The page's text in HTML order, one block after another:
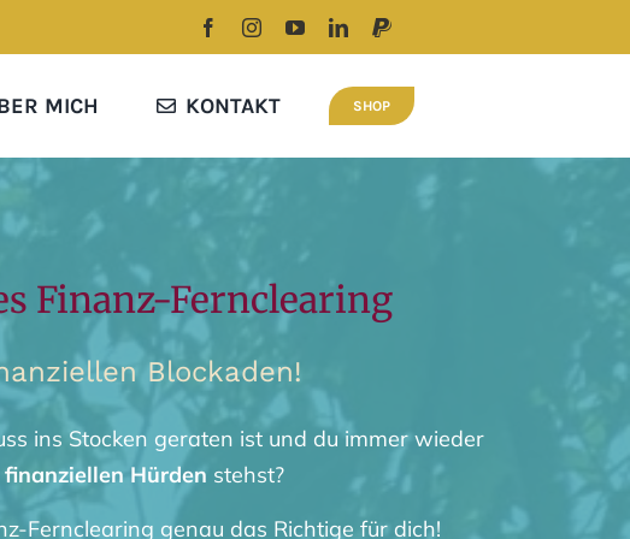
MICH KONTAKT SHOP
Finanz-Fernclearing
Blockaden!
ins Stocken geraten ist und du immer wieder
Hürden stehst?
Fernclearing genau das Richtige für dich!